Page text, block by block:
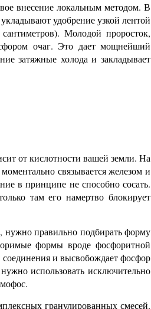
внесение локальным методом. В
удобрение узкой лентой
Молодой проросток,
очаг. Это дает мощнейший
затяжные холода и закладывает
от кислотности вашей земли. На
связывается железом и
в принципе не способно сосать.
там его намертво блокирует
нужно правильно подбирать форму
формы вроде фосфоритной
соединения и высвобождает фосфор
использовать исключительно
гранулированных смесей.